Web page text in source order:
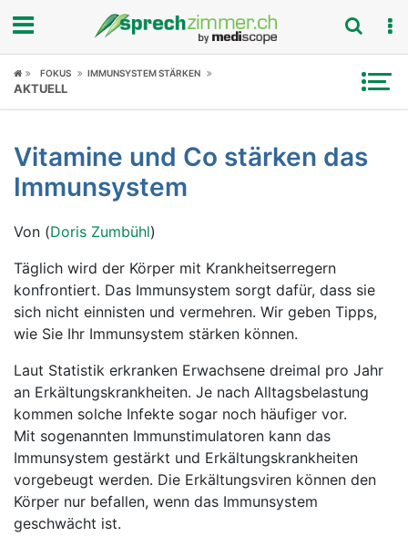
Fokus
Symptome
Untersuchungen
Ratgeber
Rubriken
FOKUS IMMUNSYSTEM STÄRKEN
AKTUELL
Vitamine und Co stärken das
Immunsystem
Von (Doris Zumbühl)
Täglich wird der Körper mit Krankheitserregern
konfrontiert. Das Immunsystem sorgt dafür, dass sie
sich nicht einnisten und vermehren. Wir geben Tipps,
wie Sie Ihr Immunsystem stärken können.
Laut Statistik erkranken Erwachsene dreimal pro Jahr
an Erkältungskrankheiten. Je nach Alltagsbelastung
kommen solche Infekte sogar noch häufiger vor.
Mit sogenannten Immunstimulatoren kann das
Immunsystem gestärkt und Erkältungskrankheiten
vorgebeugt werden. Die Erkältungsviren können den
Körper nur befallen, wenn das Immunsystem
geschwächt ist.